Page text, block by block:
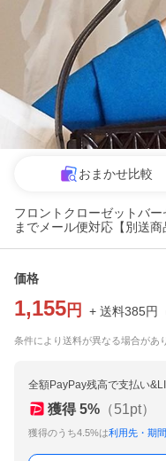
おまかせ比較
フロントクローゼットバ
までメール便対応【別送商
価格
1,155 円 + 送料385円
条件により送料が異なる場合があ
全額PayPay残高で支払い
獲得 5% （51pt）
獲得のうち4.5%は利用先・期